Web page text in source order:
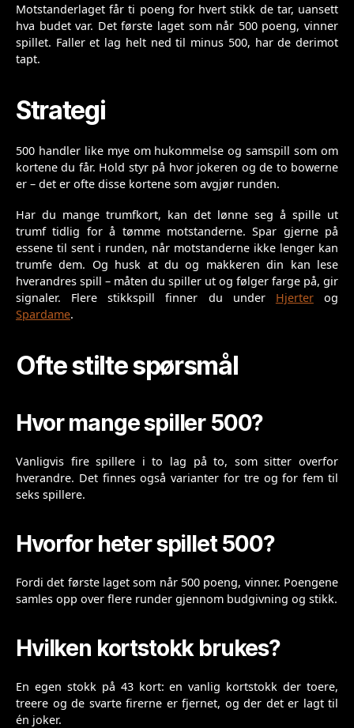
Motstanderlaget får ti poeng for hvert stikk de tar, uansett
hva budet var. Det første laget som når 500 poeng, vinner
spillet. Faller et lag helt ned til minus 500, har de derimot
tapt.
Strategi
500 handler like mye om hukommelse og samspill som om
kortene du får. Hold styr på hvor jokeren og de to bowerne
er – det er ofte disse kortene som avgjør runden.
Har du mange trumfkort, kan det lønne seg å spille ut
trumf tidlig for å tømme motstanderne. Spar gjerne på
essene til sent i runden, når motstanderne ikke lenger kan
trumfe dem. Og husk at du og makkeren din kan lese
hverandres spill – måten du spiller ut og følger farge på, gir
signaler. Flere stikkspill finner du under Hjerterog
Spardame.
Ofte stilte spørsmål
Hvor mange spiller 500?
Vanligvis fire spillere i to lag på to, som sitter overfor
hverandre. Det finnes også varianter for tre og for fem til
seks spillere.
Hvorfor heter spillet 500?
Fordi det første laget som når 500 poeng, vinner. Poengene
samles opp over flere runder gjennom budgivning og stikk.
Hvilken kortstokk brukes?
En egen stokk på 43 kort: en vanlig kortstokk der toere,
treere og de svarte firerne er fjernet, og der det er lagt til
én joker.